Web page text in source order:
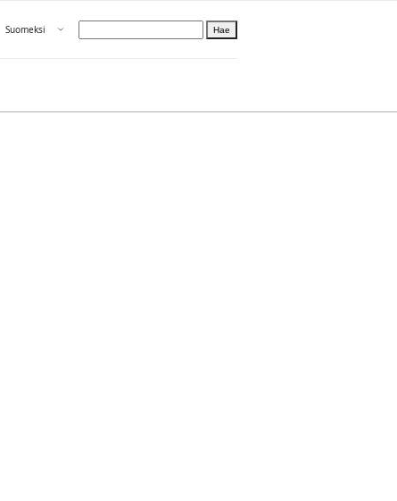
Valitse kieli
Suomeksi Avaa valikko Hae
PRH:sta